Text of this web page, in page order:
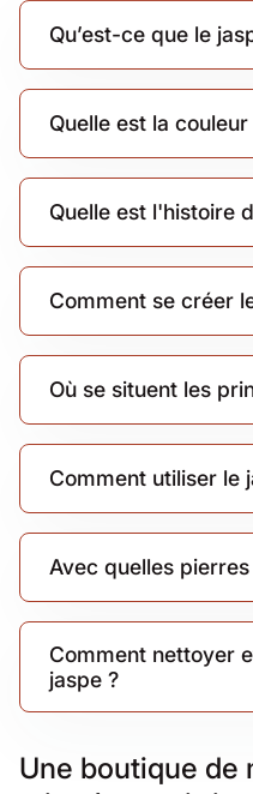
Qu’est-ce que le
Quelle est la
Quelle est l'histoire
Comment se créer
Où se situent les
Comment utiliser le
Avec quelles
Comment nettoyer
jaspe ?
Une boutique de